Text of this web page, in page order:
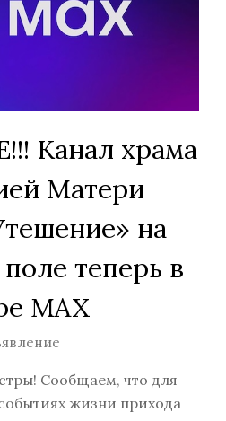
Канал храма
Матери
на
теперь в
MAX
Сообщаем, что для
жизни прихода